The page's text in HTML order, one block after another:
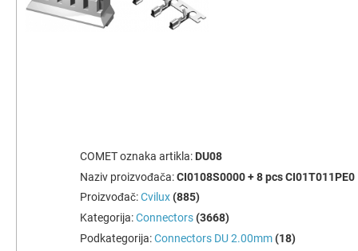
COMET oznaka artikla: DU08
Naziv proizvođača:CI0108S0000 + 8 pcs CI01T011PE0
Proizvođač:Cvilux(885)
Kategorija:Connectors(3668)
Podkategorija:Connectors DU 2.00mm(18)